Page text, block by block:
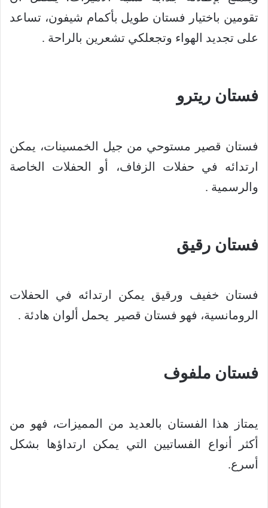
تقومين باختيار فستان طويل بأكمام شيفون، تساعد
على تجديد الهواء وتجعلكي تشعرين بالراحة .
فستان ريترو
فستان قصير مستوحي من جيل الخمسينات، يمكن
ارتدائه في حفلات الزفاف، أو الحفلات الخاصة
والرسمية .
فستان رقيق
فستان خفيف ورقيق يمكن ارتدائه في الحفلات
الرومانسية، فهو فستان قصير يحمل ألوان هادئة .
فستان ملفوف
يمتاز هذا الفستان بالعديد من المميزات، فهو من
أكثر أنواع الفساتيين التي يمكن ارتداؤها بشكل
أسرع.